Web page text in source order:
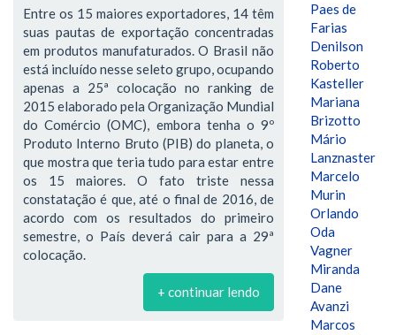
Entre os 15 maiores exportadores, 14 têm
suas pautas de exportação concentradas
em produtos manufaturados. O Brasil não
está incluído nesse seleto grupo, ocupando
apenas a 25ª colocação no ranking de
2015 elaborado pela Organização Mundial
do Comércio (OMC), embora tenha o 9º
Produto Interno Bruto (PIB) do planeta, o
que mostra que teria tudo para estar entre
os 15 maiores. O fato triste nessa
constatação é que, até o final de 2016, de
acordo com os resultados do primeiro
semestre, o País deverá cair para a 29ª
colocação.
+ continuar lendo
Paes de
Farias
Denilson
Roberto
Kasteller
Mariana
Brizotto
Mário
Lanznaster
Marcelo
Murin
Orlando
Oda
Vagner
Miranda
Dane
Avanzi
Marcos